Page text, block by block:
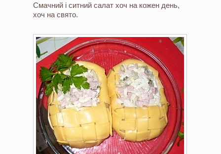
Смачний і ситний салат хоч на кожен день,
хоч на свято.